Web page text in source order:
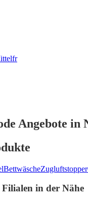
Angebote in
BettwäscheZugluftstopper
in der Nähe